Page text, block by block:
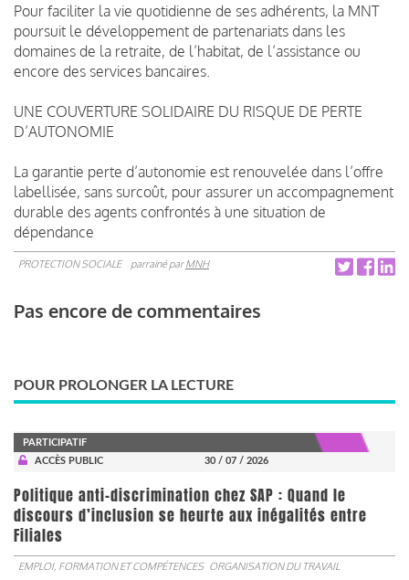
Pour faciliter la vie quotidienne de ses adhérents, la MNT
poursuit le développement de partenariats dans les
domaines de la retraite, de l’habitat, de l’assistance ou
encore des services bancaires.
UNE COUVERTURE SOLIDAIRE DU RISQUE DE PERTE
D’AUTONOMIE
La garantie perte d’autonomie est renouvelée dans l’offre
labellisée, sans surcoût, pour assurer un accompagnement
durable des agents confrontés à une situation de
dépendance
PROTECTION SOCIALE parrainé parMNH
Pas encore de commentaires
POUR PROLONGER LA LECTURE
PARTICIPATIF
ACCÈS PUBLIC
30 / 07 / 2026
Politique anti-discrimination chez SAP : Quand le
discours d’inclusion se heurte aux inégalités entre
Filiales
EMPLOI, FORMATION ET COMPÉTENCES ORGANISATION DU TRAVAIL